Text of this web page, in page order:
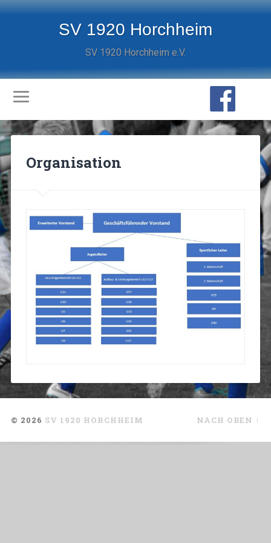
SV 1920 Horchheim
SV 1920 Horchheim e.V.
Organisation
© 2026 SV 1920 HORCHHEIM NACH OBEN ↑